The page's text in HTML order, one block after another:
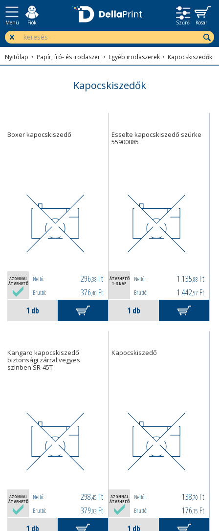
Menü Fiók Szűrő Kosár
Nyitólap Papír, író- és irodaszer Egyéb irodaszerek Kapocskiszedők
Kapocskiszedők
Boxer kapocskiszedő
AZONNAL
ÁTVEHETŐ
Nettó: 296,38 Ft
Bruttó: 376,40 Ft
Esselte kapocskiszedő szürke
55900085
ÁTVEHETŐ
1-3 NAP
Nettó: 1.135,88 Ft
Bruttó: 1.442,57 Ft
Kangaro kapocskiszedő
biztonsági zárral vegyes
színben SR-45T
AZONNAL
ÁTVEHETŐ
Nettó: 298,45 Ft
Bruttó: 379,03 Ft
Kapocskiszedő
AZONNAL
ÁTVEHETŐ
Nettó: 138,70 Ft
Bruttó: 176,15 Ft